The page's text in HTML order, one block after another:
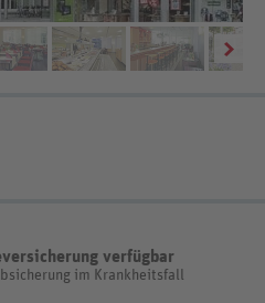
verfügbar
im Krankheitsfall